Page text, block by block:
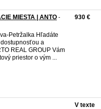
MIESTA | ANTO -
Petržalka Hľadáte
a
REAL GROUP Vám
priestor o vým ...
930 €
V texte